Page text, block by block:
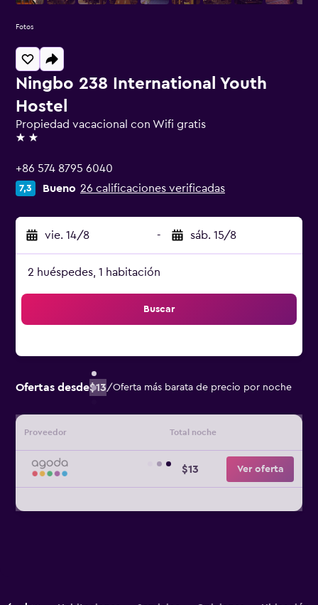
Ningbo 238 International Youth
Hostel
Propiedad vacacional con Wifi gratis
2 estrellas
+86 574 8795 6040
7,3 Bueno 26 calificaciones verificadas
vie. 14/8 - sáb. 15/8
2 huéspedes, 1 habitación
Buscar
Ofertas desde$13/Oferta más barata de precio por noche
Proveedor Total noche
$13 Ver oferta
Fotos